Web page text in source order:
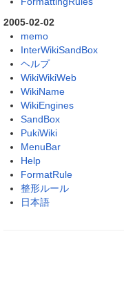
2005-02-02
memo
InterWikiSandBox
ヘルプ
WikiWikiWeb
WikiName
WikiEngines
SandBox
PukiWiki
MenuBar
Help
FormatRule
整形ルール
日本語